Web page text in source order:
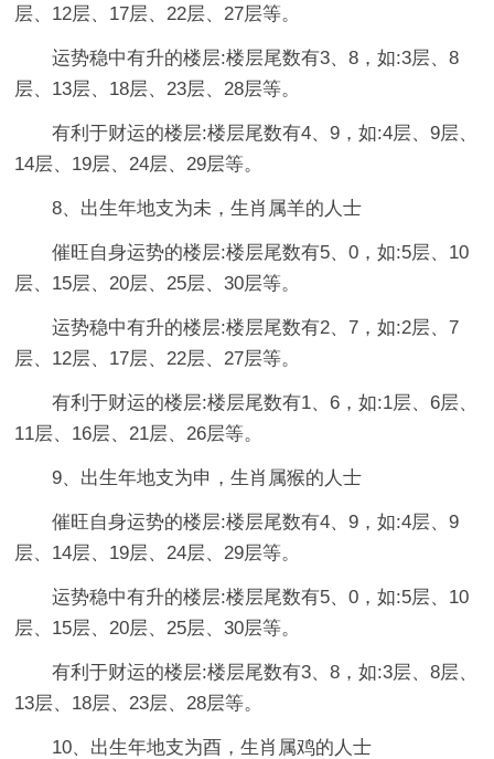
层、12层、17层、22层、27层等。
运势稳中有升的楼层:楼层尾数有3、8，如:3层、8
层、13层、18层、23层、28层等。
有利于财运的楼层:楼层尾数有4、9，如:4层、9层、
14层、19层、24层、29层等。
8、出生年地支为未，生肖属羊的人士
催旺自身运势的楼层:楼层尾数有5、0，如:5层、10
层、15层、20层、25层、30层等。
运势稳中有升的楼层:楼层尾数有2、7，如:2层、7
层、12层、17层、22层、27层等。
有利于财运的楼层:楼层尾数有1、6，如:1层、6层、
11层、16层、21层、26层等。
9、出生年地支为申，生肖属猴的人士
催旺自身运势的楼层:楼层尾数有4、9，如:4层、9
层、14层、19层、24层、29层等。
运势稳中有升的楼层:楼层尾数有5、0，如:5层、10
层、15层、20层、25层、30层等。
有利于财运的楼层:楼层尾数有3、8，如:3层、8层、
13层、18层、23层、28层等。
10、出生年地支为酉，生肖属鸡的人士